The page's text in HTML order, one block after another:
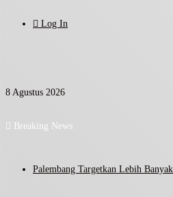
Log In
8 Agustus 2026
Breaking News
Palembang Targetkan Lebih